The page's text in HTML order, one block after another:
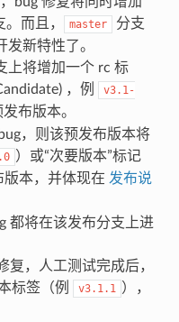
。而且， master
分支
新特性了。
上将增加一个 rc 标
，例
v3.1-
布版本。
，则该预发布版本将
）或“次要版本”标记
版本，并体现在 发布说
都将在该发布分支上进
复，人工测试完成后，
标签（例
v3.1.1 ），